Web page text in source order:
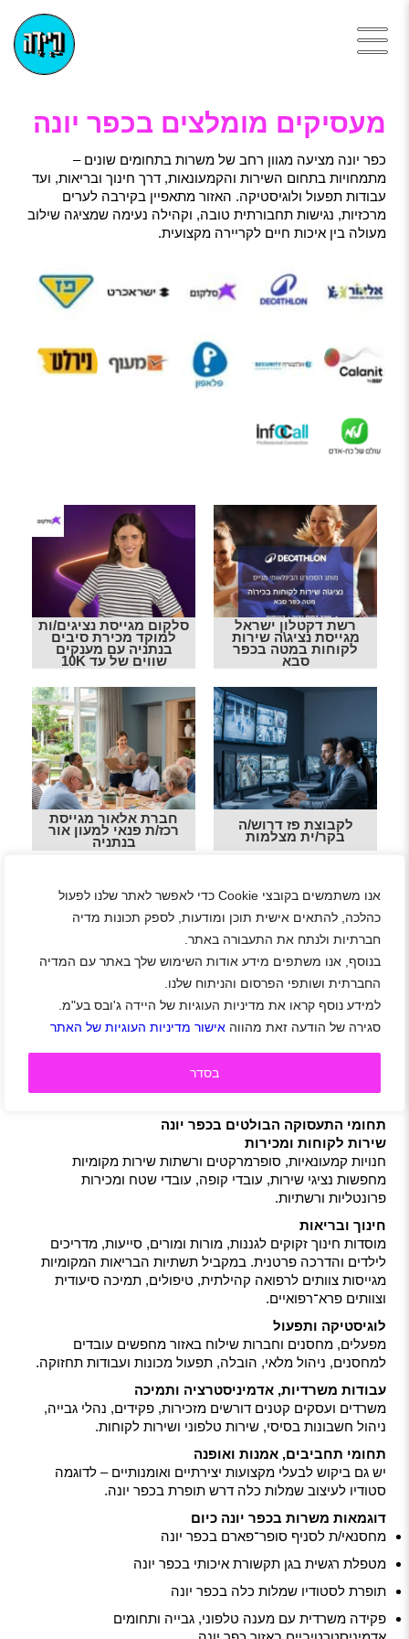
אנו משתמשים בקובצי Cookie כדי לאפשר לאתר שלנו לפעול
כהלכה, להתאים אישית תוכן ומודעות, לספק תכונות מדיה
חברתיות ולנתח את התעבורה באתר.
בנוסף, אנו משתפים מידע אודות השימוש שלך באתר עם המדיה
החברתית ושותפי הפרסום והניתוח שלנו.
למידע נוסף קראו את מדיניות העוגיות של היידה ג'ובס בע"מ.
סגירה של הודעה זאת מהווה אישור מדיניות העוגיות של האתר
בסדר
מעסיקים מומלצים בכפר יונה
כפר יונה מציעה מגוון רחב של משרות בתחומים שונים –
מתמחויות בתחום השירות והקמעונאות, דרך חינוך ובריאות, ועד
עבודות תפעול ולוגיסטיקה. האזור מתאפיין בקירבה לערים
מרכזיות, נגישות תחבורתית טובה, וקהילה נעימה שמציגה שילוב
מעולה בין איכות חיים לקריירה מקצועית.
רשת דקטלון ישראל
מגייסת נציג\ה שירות
לקוחות במטה בכפר
סבא
סלקום מגייסת נציגים/ות
למוקד מכירת סיבים
בנתניה עם מענקים
שווים של עד 10K
לקבוצת פז דרוש/ה
בקר/ית מצלמות
חברת אלאור מגייסת
רכז/ת פנאי למעון אור
בנתניה
לעבודה בכפר יונה יש יתרונות ברורים. קודם כל, אתה נהנה
מהקרבה לערים כמו נתניה, חדרה, והרצליה – מה שמאפשר
גישה נוחה לאפשרויות עבודה ומשרדים גדולים, בלי להיות בלב
הפקקים או עם עלויות מחיה גבוהות כמו במרכז העיר. בנוסף,
כפר יונה מציעה איכות חיים גבוהה עם סביבה ירוקה יותר, אווירה
קהילתית חמימה, ופחות עומס – מה שתורם לאיזון טוב יותר בין
עבודה לחיים אישיים.
מתקדמת ושירותי חינוך ובריאות שמסתעפים כדי לספק לצרכי
התושבים.
תחומי התעסוקה הבולטים בכפר יונה
שירות לקוחות ומכירות
חנויות קמעונאיות, סופרמרקטים ורשתות שירות מקומיות
מחפשות נציגי שירות, עובדי קופה, עובדי שטח ומכירות
פרונטליות ורשתיות.
חינוך ובריאות
מוסדות חינוך זקוקים לגננות, מורות ומורים, סייעות, מדריכים
לילדים והדרכה פרטנית. במקביל תשתיות הבריאות המקומיות
מגייסות צוותים לרפואה קהילתית, טיפולים, תמיכה סיעודית
וצוותים פרא־רפואיים.
לוגיסטיקה ותפעול
מפעלים, מחסנים וחברות שילוח באזור מחפשים עובדים
למחסנים, ניהול מלאי, הובלה, תפעול מכונות ועבודות תחזוקה.
עבודות משרדיות, אדמיניסטרציה ותמיכה
משרדים ועסקים קטנים דורשים מזכירות, פקידים, נהלי גבייה,
ניהול חשבונות בסיסי, שירות טלפוני ושירות לקוחות.
תחומי תחביבים, אמנות ואופנה
יש גם ביקוש לבעלי מקצועות יצירתיים ואומנותיים – לדוגמה
סטודיו לעיצוב שמלות כלה דרש תופרת בכפר יונה.
דוגמאות משרות בכפר יונה כיום
מחסנאי/ת לסניף סופר־פארם בכפר יונה
מטפלת רגשית בגן תקשורת איכותי בכפר יונה
תופרת לסטודיו שמלות כלה בכפר יונה
פקידה משרדית עם מענה טלפוני, גבייה ותחומים